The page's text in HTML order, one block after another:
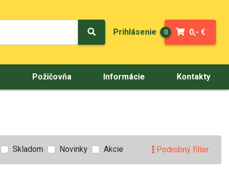
Prihlásenie 0 0,- €
Požičovňa Informácie Kontakty
Skladom Novinky Akcie Podrobný filter